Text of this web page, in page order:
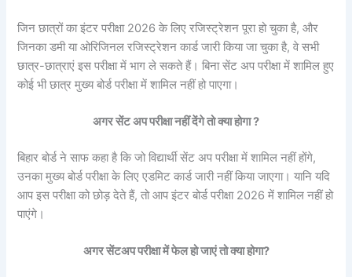
जिन छात्रों का इंटर परीक्षा 2026 के लिए रजिस्ट्रेशन पूरा हो चुका है, और
जिनका डमी या ओरिजिनल रजिस्ट्रेशन कार्ड जारी किया जा चुका है, वे सभी
छात्र-छात्राएं इस परीक्षा में भाग ले सकते हैं। बिना सेंट अप परीक्षा में शामिल हुए
कोई भी छात्र मुख्य बोर्ड परीक्षा में शामिल नहीं हो पाएगा।
अगर सेंट अप परीक्षा नहीं देंगे तो क्या होगा ?
बिहार बोर्ड ने साफ कहा है कि जो विद्यार्थी सेंट अप परीक्षा में शामिल नहीं होंगे,
उनका मुख्य बोर्ड परीक्षा के लिए एडमिट कार्ड जारी नहीं किया जाएगा। यानि यदि
आप इस परीक्षा को छोड़ देते हैं, तो आप इंटर बोर्ड परीक्षा 2026 में शामिल नहीं हो
पाएंगे।
अगर सेंटअप परीक्षा में फेल हो जाएं तो क्या होगा?